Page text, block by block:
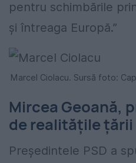
pentru schimbările
și întreaga Europă.”
Marcel Ciolacu. Sursă foto:
Mircea Geoană,
de realitățile țării
Președintele PSD a